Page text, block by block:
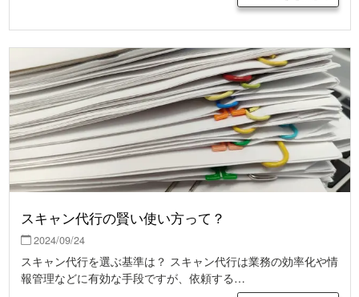
スキャン代行の賢い使い方って？
2024/09/24
スキャン代行を選ぶ基準は？ スキャン代行は業務の効率化や情
報管理などに有効な手段ですが、依頼する…